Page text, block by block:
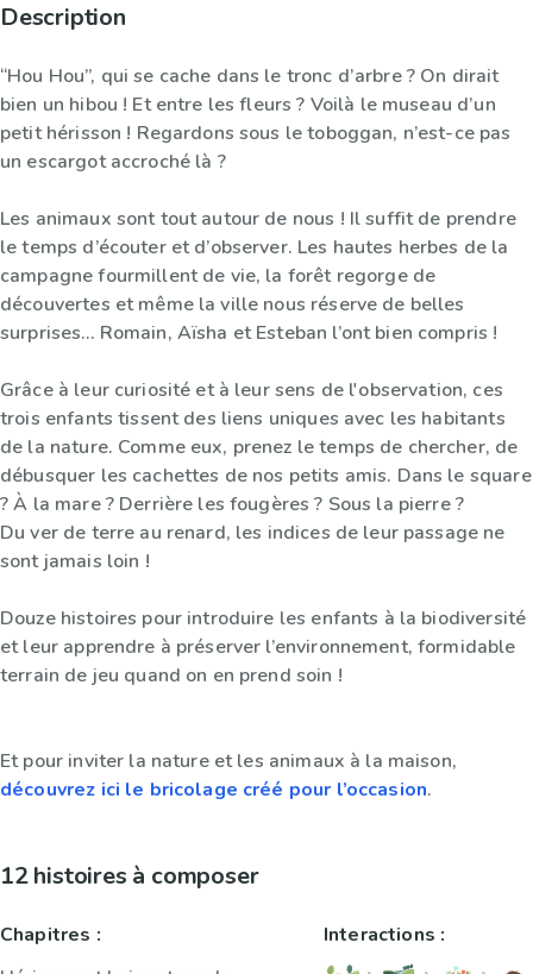
Description
“Hou Hou”, qui se cache dans le tronc d’arbre ? On dirait
bien un hibou ! Et entre les fleurs ? Voilà le museau d’un
petit hérisson ! Regardons sous le toboggan, n’est-ce pas
un escargot accroché là ?
Les animaux sont tout autour de nous ! Il suffit de prendre
le temps d’écouter et d’observer. Les hautes herbes de la
campagne fourmillent de vie, la forêt regorge de
découvertes et même la ville nous réserve de belles
surprises… Romain, Aïsha et Esteban l’ont bien compris !
Grâce à leur curiosité et à leur sens de l'observation, ces
trois enfants tissent des liens uniques avec les habitants
de la nature. Comme eux, prenez le temps de chercher, de
débusquer les cachettes de nos petits amis. Dans le square
? À la mare ? Derrière les fougères ? Sous la pierre ?
Du ver de terre au renard, les indices de leur passage ne
sont jamais loin !
Douze histoires pour introduire les enfants à la biodiversité
et leur apprendre à préserver l’environnement, formidable
terrain de jeu quand on en prend soin !
Et pour inviter la nature et les animaux à la maison,
découvrez ici le bricolage créé pour l’occasion.
12 histoires à composer
Chapitres :
Interactions :